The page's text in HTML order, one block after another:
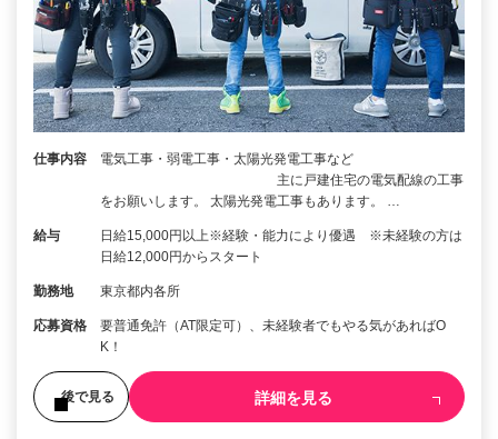
仕事内容
電気工事・弱電工事・太陽光発電工事など
主に戸建住宅の電気配線の工事
をお願いします。 太陽光発電工事もあります。 …
給与
日給15,000円以上※経験・能力により優遇 ※未経験の方は
日給12,000円からスタート
勤務地 東京都内各所
応募資格
要普通免許（AT限定可）、未経験者でもやる気があればO
K！
後で見る 詳細を見る